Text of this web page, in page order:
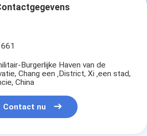
Burgerlijke Haven van de
Chang een ‚District, Xi ‚een stad,
China
Contact nu